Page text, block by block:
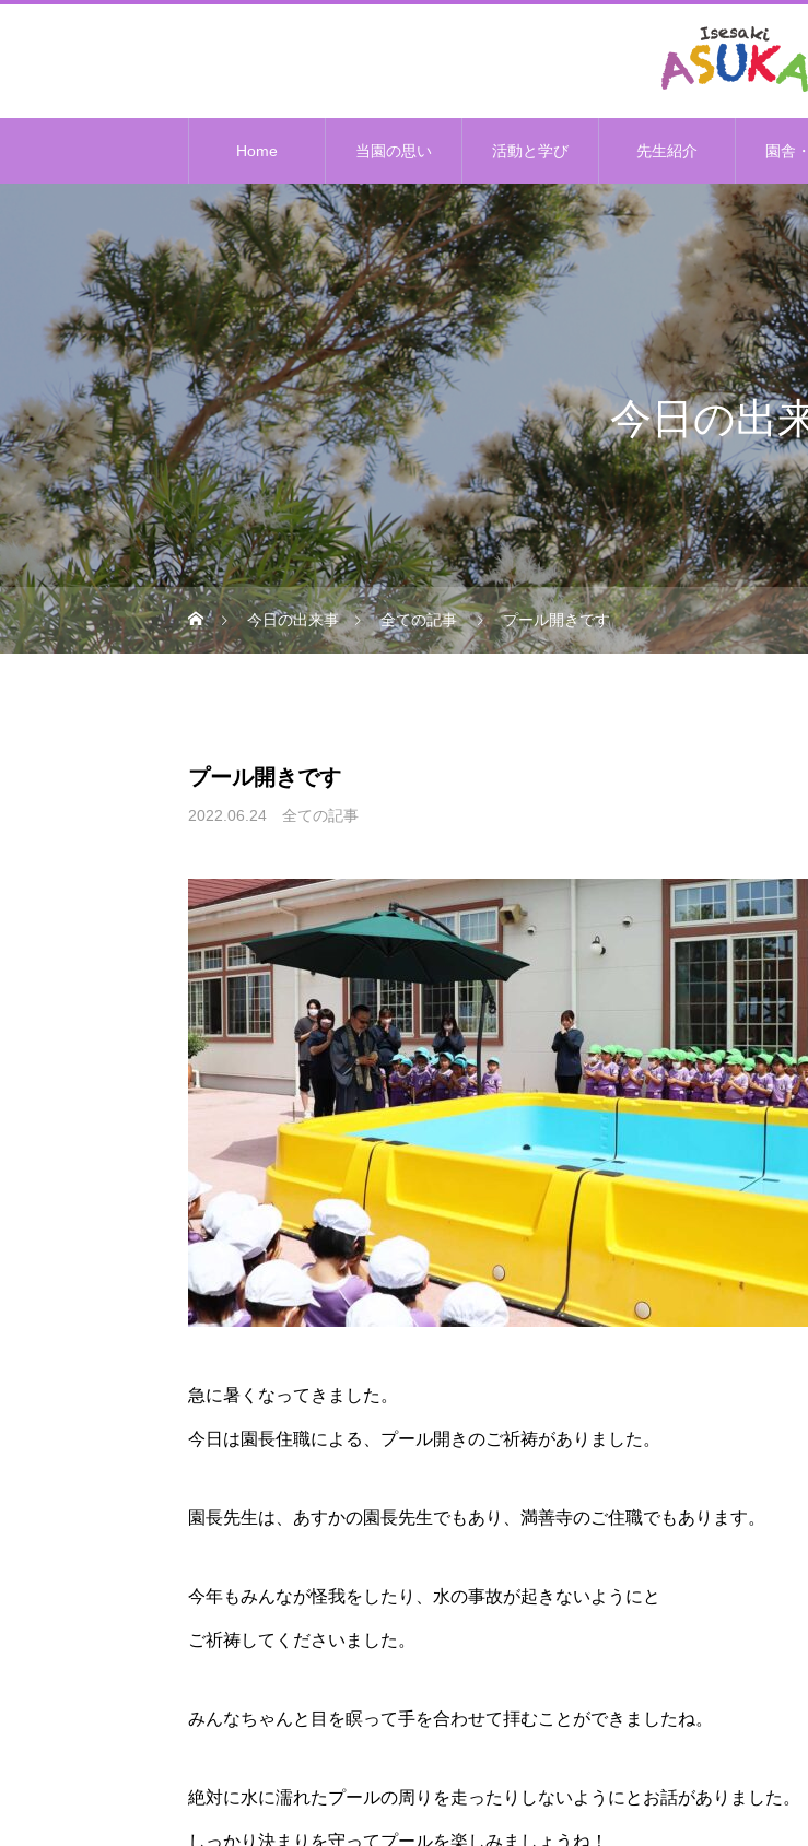
Home 当園の思い 活動と学び 先生紹介 園舎
今日の出
今日の出来事 全ての記事 プール開きです
プール開きです
2022.06.24 全ての記事
急に暑くなってきました。
今日は園長住職による、プール開きのご祈祷がありました。
園長先生は、あすかの園長先生でもあり、満善寺のご住職でもあります。
今年もみんなが怪我をしたり、水の事故が起きないようにと
ご祈祷してくださいました。
みんなちゃんと目を瞑って手を合わせて拝むことができましたね。
絶対に水に濡れたプールの周りを走ったりしないようにとお話がありました。
しっかり決まりを守ってプールを楽しみましょうね！